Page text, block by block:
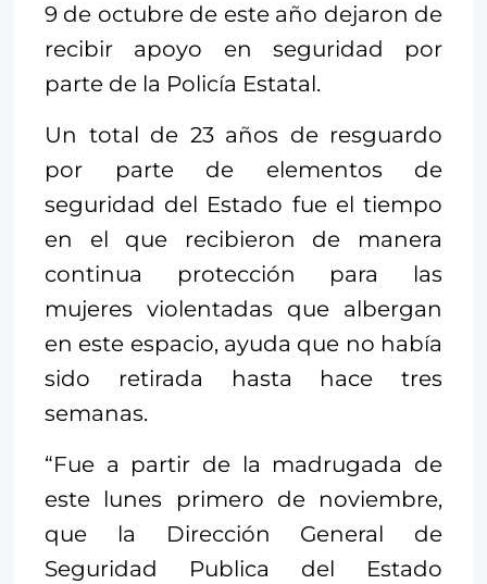
9 de octubre de este año dejaron de
recibir apoyo en seguridad por
parte de la Policía Estatal.
Un total de 23 años de resguardo
por parte de elementos de
seguridad del Estado fue el tiempo
en el que recibieron de manera
continua protección para las
mujeres violentadas que albergan
en este espacio, ayuda que no había
sido retirada hasta hace tres
semanas.
“Fue a partir de la madrugada de
este lunes primero de noviembre,
que la Dirección General de
Seguridad Publica del Estado